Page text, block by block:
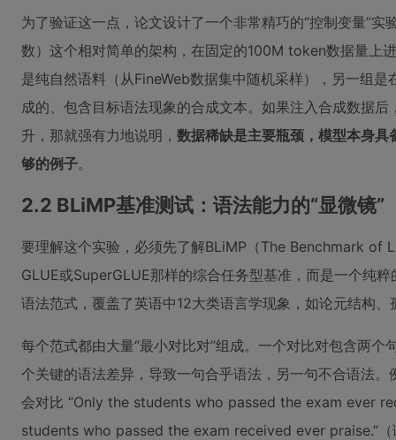
为了验证这一点，论文设计了一个非常精巧的“控制变量”
数）这个相对简单的架构，在固定的100M token数据量上
是纯自然语料（从FineWeb数据集中随机采样），另一组
成的、包含目标语法现象的合成文本。如果注入合成数据
升，那就强有力地说明， 数据稀缺是主要瓶颈，模型本身具
够的例子。
2.2 BLiMP基准测试：语法能力的“显微镜”
要理解这个实验，必须先了解BLiMP（The Benchmark of
GLUE或SuperGLUE那样的综合任务型基准，而是一个纯
语法范式，覆盖了英语中12大类语言学现象，如论元结构
每个范式都由大量“最小对比对”组成。一个对比对包含两
个关键的语法差异，导致一句合乎语法，另一句不合语法
会对比 “Only the students who passed the exam ever
students who passed the exam received ever praise.”（